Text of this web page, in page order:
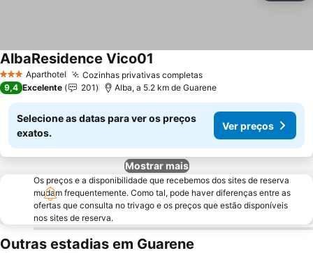
3 EstrelasAparthotel Cozinhas privativas completas
AlbaResidence Vico01
9,4 Excelente 201 Alba, a 5.2 km de Guarene
Selecione as datas para ver os preços
exatos.
Ver preços
Mostrar mais
Os preços e a disponibilidade que recebemos dos sites de reserva
mudam frequentemente. Como tal, pode haver diferenças entre as
ofertas que consulta no trivago e os preços que estão disponíveis
nos sites de reserva.
Outras estadias em Guarene